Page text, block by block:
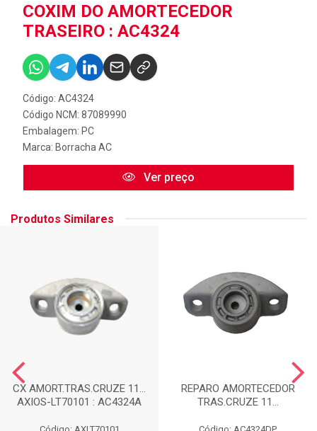
COXIM DO AMORTECEDOR
TRASEIRO : AC4324
Código: AC4324
Código NCM: 87089990
Embalagem: PC
Marca: Borracha AC
Ver preço
Produtos Similares
CX AMORT.TRAS.CRUZE 11...
AXIOS-LT70101 : AC4324A
REPARO AMORTECEDOR
TRAS.CRUZE 11...